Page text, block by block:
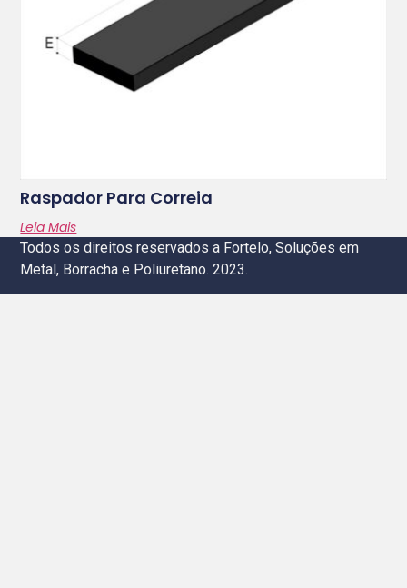
Raspador Para Correia
Leia Mais
Todos os direitos reservados a Fortelo, Soluções em
Metal, Borracha e Poliuretano. 2023.